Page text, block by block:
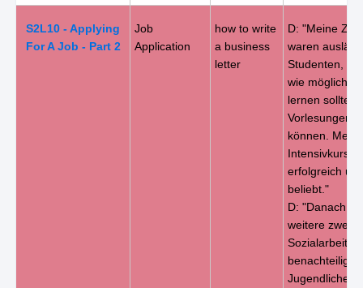
S2L10 - Applying
For A Job - Part 2
Job
Application
how to write
a business
letter
D: "Meine
waren
Studenten,
wie möglich
lernen
Vorlesungen
können. Meine
Intensivkurse
erfolgreich
beliebt."
D: "Danach
weitere zwei
Sozialarbeiter
benachteiligte
Jugendliche,